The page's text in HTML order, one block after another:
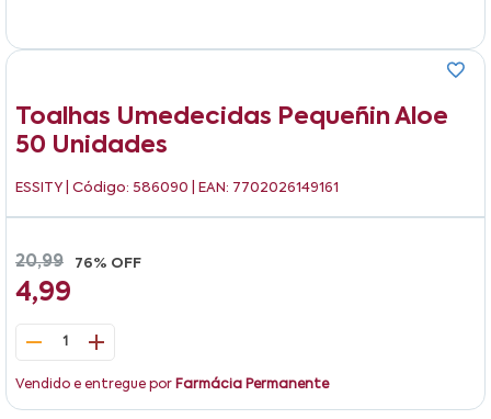
Toalhas Umedecidas Pequeñin Aloe
50 Unidades
ESSITY | Código: 586090 | EAN: 7702026149161
20,99 76% OFF
4,99
1
Vendido e entregue por Farmácia Permanente